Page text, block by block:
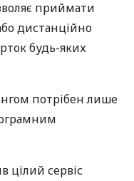
приймати
дистанційно
будь-яких
потрібен лише
цілий сервіс